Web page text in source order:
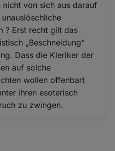
von sich aus darauf
? Erst recht gilt das
„Beschneidung“
Dass die Kleriker der
auf solche
wollen offenbart
ihren esoterisch
zu zwingen.